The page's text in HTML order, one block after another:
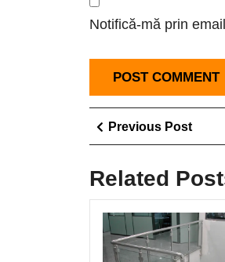
Notifică-mă prin
Navigare
în
articole
Previous Post
Post
Related